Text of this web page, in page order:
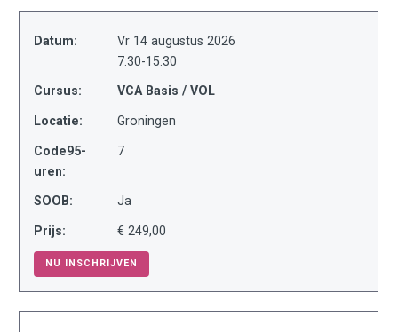
Datum:
Vr 14 augustus 2026
7:30-15:30
Cursus: VCA Basis / VOL
Locatie: Groningen
Code95-
uren:
7
SOOB: Ja
Prijs: € 249,00
NU INSCHRIJVEN